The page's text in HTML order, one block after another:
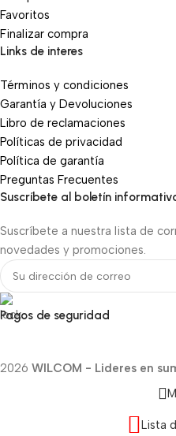
Favoritos
Finalizar compra
Links de interes
Términos y condiciones
Garantía y Devoluciones
Libro de reclamaciones
Políticas de privacidad
Política de garantía
Preguntas Frecuentes
Suscríbete al boletín
Suscríbete a nuestra lista de
novedades y promociones.
Pagos de seguridad
2026 WILCOM - Lideres en
Lista